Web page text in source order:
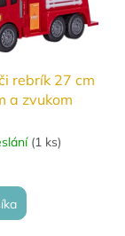
rebrík 27 cm
a zvukom
(1 ks)